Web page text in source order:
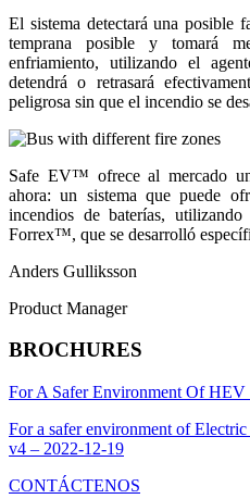
El sistema detectará una posible
temprana posible y tomará
enfriamiento, utilizando el
detendrá o retrasará
peligrosa sin que el incendio se
Safe EV™ ofrece al mercado
ahora: un sistema que puede
incendios de baterías,
Forrex™, que se desarrolló
Anders Gulliksson
Product Manager
BROCHURES
For A Safer Environment Of
For a safer environment of
v4 – 2022-12-19
CONTÁCTENOS